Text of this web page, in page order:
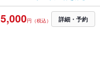
5,000円（税込） 詳細・予約